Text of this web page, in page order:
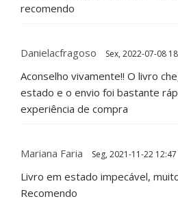
recomendo
Danielacfragoso Sex, 2022-07-08
Aconselho vivamente!! O livro
estado e o envio foi bastante
experiência de compra
Mariana Faria Seg, 2021-11-22 12:47
Livro em estado impecável,
Recomendo